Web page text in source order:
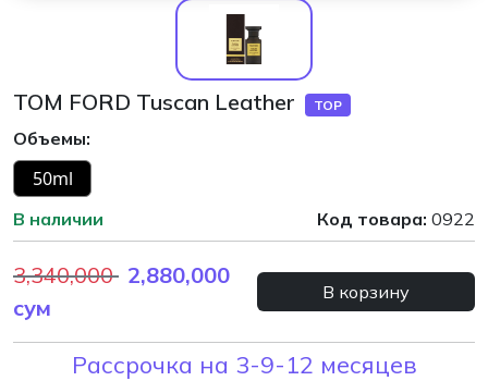
TOM FORD Tuscan Leather TOP
Объемы:
50ml
В наличии Код товара: 0922
3,340,000 2,880,000
сум
В корзину
Рассрочка на 3-9-12 месяцев